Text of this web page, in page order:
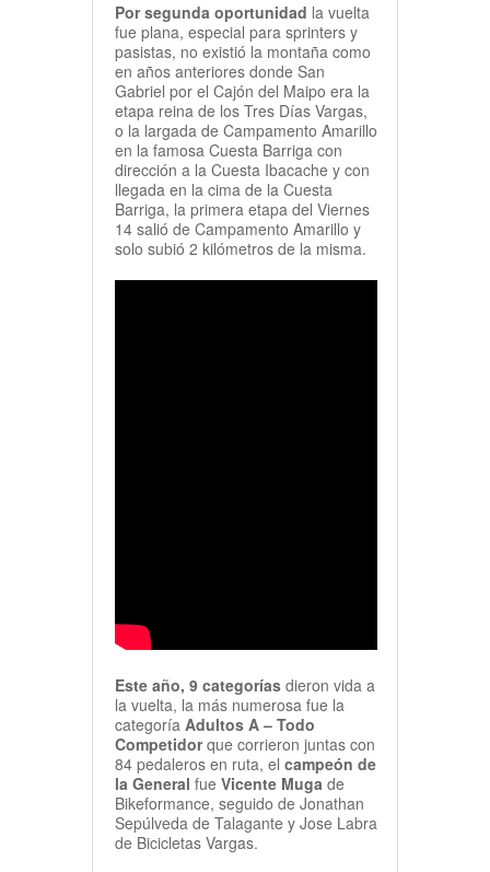
Por segunda oportunidad la vuelta
fue plana, especial para sprinters y
pasistas, no existió la montaña como
en años anteriores donde San
Gabriel por el Cajón del Maipo era la
etapa reina de los Tres Días Vargas,
o la largada de Campamento Amarillo
en la famosa Cuesta Barriga con
dirección a la Cuesta Ibacache y con
llegada en la cima de la Cuesta
Barriga, la primera etapa del Viernes
14 salió de Campamento Amarillo y
solo subió 2 kilómetros de la misma.
Este año, 9 categorías dieron vida a
la vuelta, la más numerosa fue la
categoría Adultos A – Todo
Competidorque corrieron juntas con
84 pedaleros en ruta, el campeón de
la General fue Vicente Muga de
Bikeformance, seguido de Jonathan
Sepúlveda de Talagante y Jose Labra
de Bicicletas Vargas.